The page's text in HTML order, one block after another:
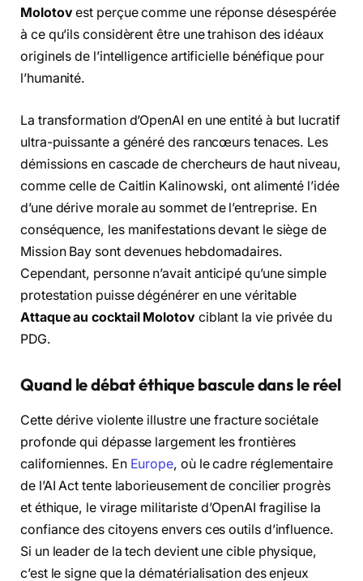
Molotovest perçue comme une réponse désespérée
à ce qu’ils considèrent être une trahison des idéaux
originels de l’intelligence artificielle bénéfique pour
l’humanité.
La transformation d’OpenAI en une entité à but lucratif
ultra-puissante a généré des rancœurs tenaces. Les
démissions en cascade de chercheurs de haut niveau,
comme celle de Caitlin Kalinowski, ont alimenté l’idée
d’une dérive morale au sommet de l’entreprise. En
conséquence, les manifestations devant le siège de
Mission Bay sont devenues hebdomadaires.
Cependant, personne n’avait anticipé qu’une simple
protestation puisse dégénérer en une véritable
Attaque au cocktail Molotovciblant la vie privée du
PDG.
Quand le débat éthique bascule dans le réel
Cette dérive violente illustre une fracture sociétale
profonde qui dépasse largement les frontières
californiennes. En Europe, où le cadre réglementaire
de l’AI Act tente laborieusement de concilier progrès
et éthique, le virage militariste d’OpenAI fragilise la
confiance des citoyens envers ces outils d’influence.
Si un leader de la tech devient une cible physique,
c’est le signe que la dématérialisation des enjeux